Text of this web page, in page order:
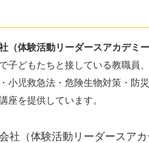
（体験活動リーダースアカデミー
子どもたちと接している教職員
小児救急法・危険生物対策・防
座を提供しています。
社（体験活動リーダースア